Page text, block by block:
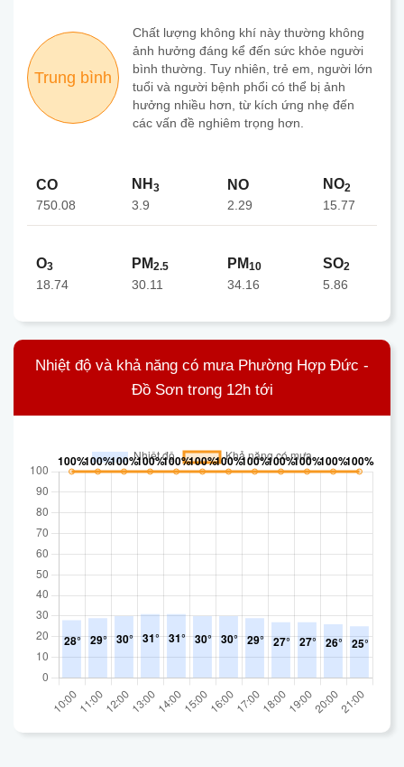
Trung bình
Chất lượng không khí này thường không
ảnh hưởng đáng kể đến sức khỏe người
bình thường. Tuy nhiên, trẻ em, người lớn
tuổi và người bệnh phổi có thể bị ảnh
hưởng nhiều hơn, từ kích ứng nhẹ đến
các vấn đề nghiêm trọng hơn.
CO
750.08
NH 3
3.9
NO
2.29
NO2
15.77
O3
18.74
PM2.5
30.11
PM10
34.16
SO2
5.86
Nhiệt độ và khả năng có mưa Phường Hợp Đức -
Đồ Sơn trong 12h tới